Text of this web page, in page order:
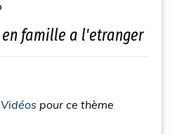
en famille a l'etranger
pour ce thème